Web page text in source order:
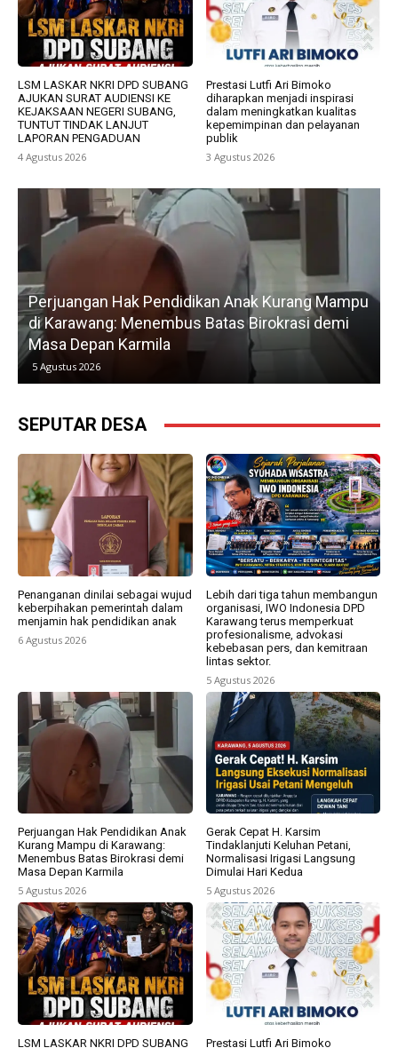
LSM LASKAR NKRI DPD SUBANG
AJUKAN SURAT AUDIENSI KE
KEJAKSAAN NEGERI SUBANG,
TUNTUT TINDAK LANJUT
LAPORAN PENGADUAN
4 Agustus 2026
Prestasi Lutfi Ari Bimoko
diharapkan menjadi inspirasi
dalam meningkatkan kualitas
kepemimpinan dan pelayanan
publik
3 Agustus 2026
Perjuangan Hak Pendidikan Anak Kurang Mampu
di Karawang: Menembus Batas Birokrasi demi
Masa Depan Karmila
5 Agustus 2026
SEPUTAR DESA
Penanganan dinilai sebagai wujud
keberpihakan pemerintah dalam
menjamin hak pendidikan anak
6 Agustus 2026
Lebih dari tiga tahun membangun
organisasi, IWO Indonesia DPD
Karawang terus memperkuat
profesionalisme, advokasi
kebebasan pers, dan kemitraan
lintas sektor.
5 Agustus 2026
Perjuangan Hak Pendidikan Anak
Kurang Mampu di Karawang:
Menembus Batas Birokrasi demi
Masa Depan Karmila
5 Agustus 2026
Gerak Cepat H. Karsim
Tindaklanjuti Keluhan Petani,
Normalisasi Irigasi Langsung
Dimulai Hari Kedua
5 Agustus 2026
LSM LASKAR NKRI DPD SUBANG
Prestasi Lutfi Ari Bimoko